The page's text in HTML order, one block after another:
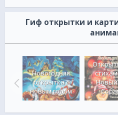
Гиф открытки и
Новогодняя
открытка с
новым годом
Новый